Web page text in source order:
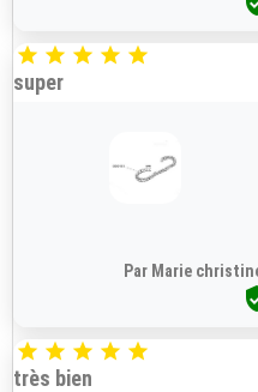
    
super
Par Marie
    
très bien